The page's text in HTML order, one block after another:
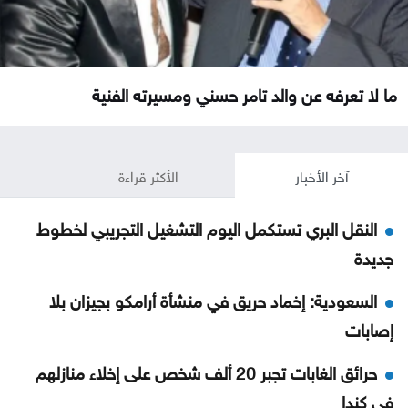
ما لا تعرفه عن والد تامر حسني ومسيرته الفنية
آخر الأخبار الأكثر قراءة
النقل البري تستكمل اليوم التشغيل التجريبي لخطوط
جديدة
السعودية: إخماد حريق في منشأة أرامكو بجيزان بلا
إصابات
حرائق الغابات تجبر 20 ألف شخص على إخلاء منازلهم
في كندا